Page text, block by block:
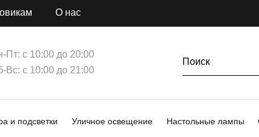
О нас
Пт: с 10:00 до 20:00
Вс: с 10:00 до 21:00
и подсветки Уличное освещение Настольные лампы